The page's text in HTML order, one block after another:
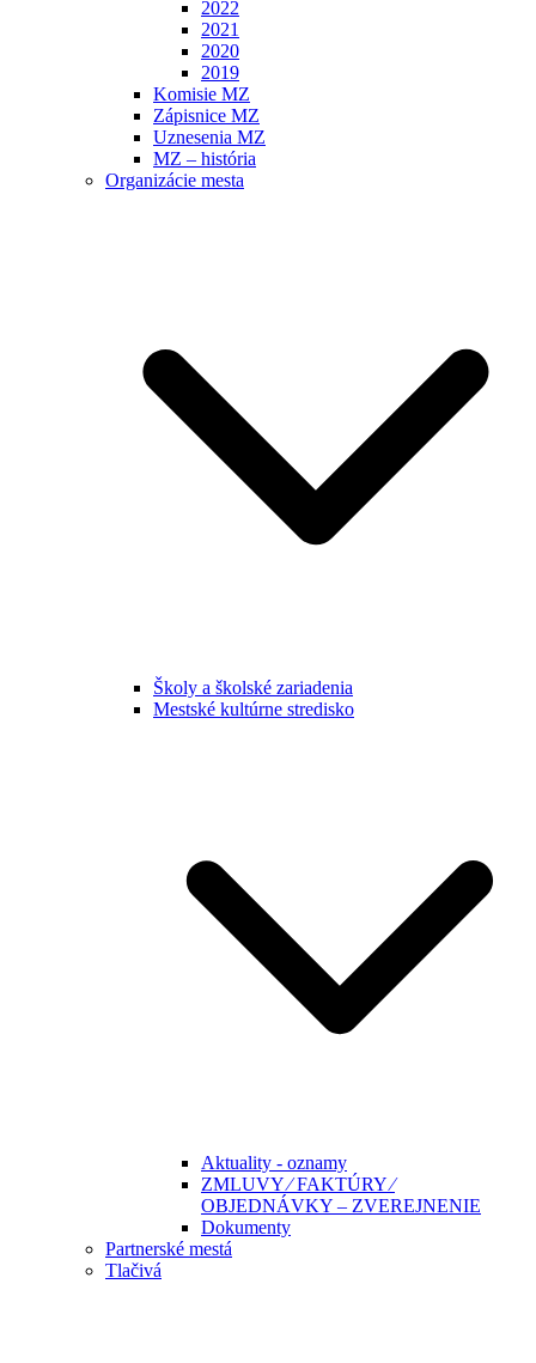
2022
2021
2020
2019
Komisie MZ
Zápisnice MZ
Uznesenia MZ
MZ – história
Organizácie mesta
Školy a školské zariadenia
Mestské kultúrne stredisko
Aktuality - oznamy
ZMLUVY ⁄ FAKTÚRY ⁄
OBJEDNÁVKY – ZVEREJNENIE
Dokumenty
Partnerské mestá
Tlačivá